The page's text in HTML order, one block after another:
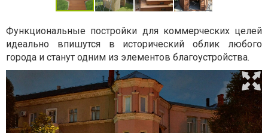
Функциональные постройки для коммерческих целей
идеально впишутся в исторический облик любого
города и станут одним из элементов благоустройства.